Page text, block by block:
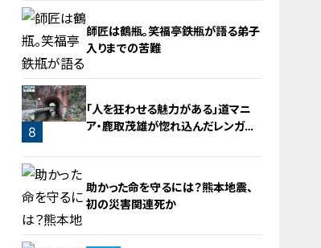
5
7
師匠は鶴瓶。笑福亭鉄瓶が語る弟子
入りまでの苦難
8
「人を狂わせる魅力がある」道マニ
ア・鹿取茂雄が惚れ込んだレンガの
助かった命を守るには？熊本地震、
初の災害関連死か